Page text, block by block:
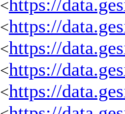
<https://
<https://
<https://
<https://
<https://